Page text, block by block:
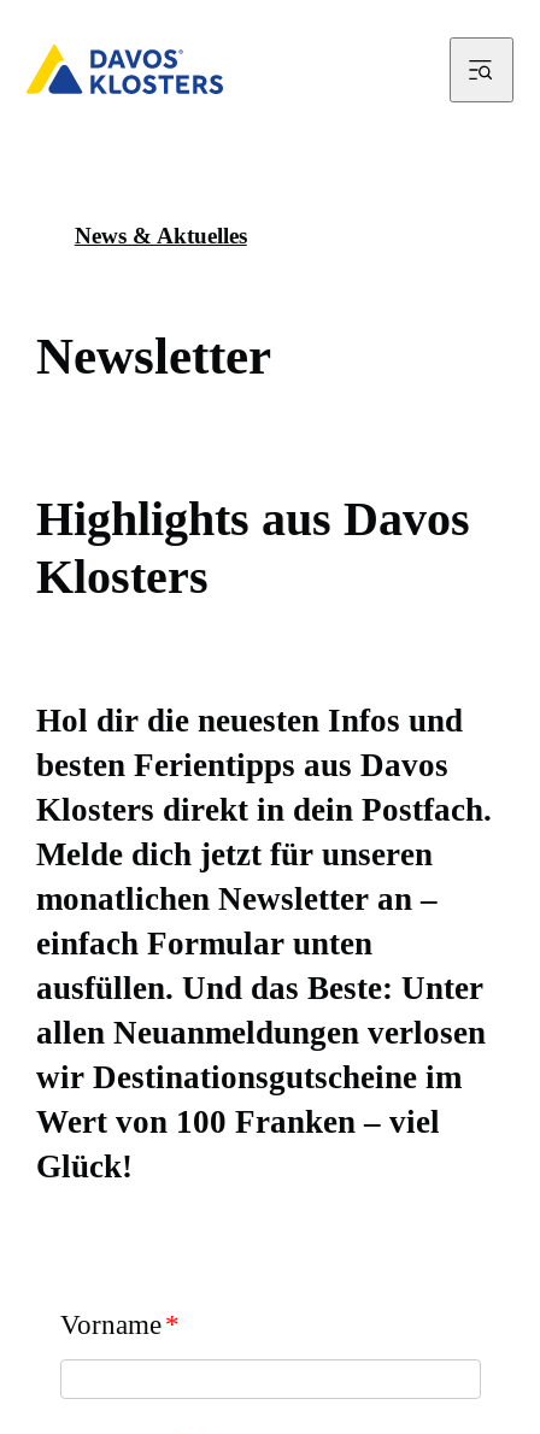
News & Aktuelles
Newsletter
Highlights aus Davos
Klosters
Hol dir die neuesten Infos und
besten Ferientipps aus Davos
Klosters direkt in dein Postfach.
Melde dich jetzt für unseren
monatlichen Newsletter an –
einfach Formular unten
ausfüllen. Und das Beste: Unter
allen Neuanmeldungen verlosen
wir Destinationsgutscheine im
Wert von 100 Franken – viel
Glück!
Vorname*